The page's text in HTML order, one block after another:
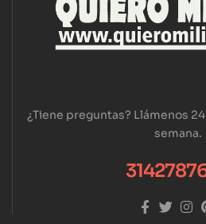
¿Tiene preguntas? Llámenos
semana.